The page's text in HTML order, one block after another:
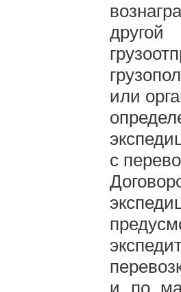
другой
или
с
и по